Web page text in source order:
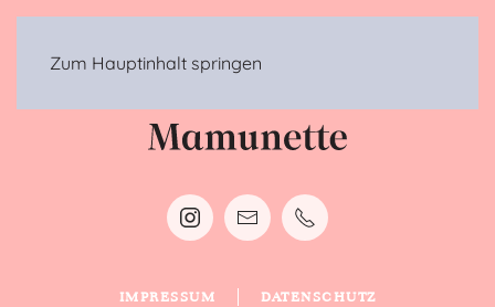
Zum Hauptinhalt springen
IMPRESSUM DATENSCHUTZ